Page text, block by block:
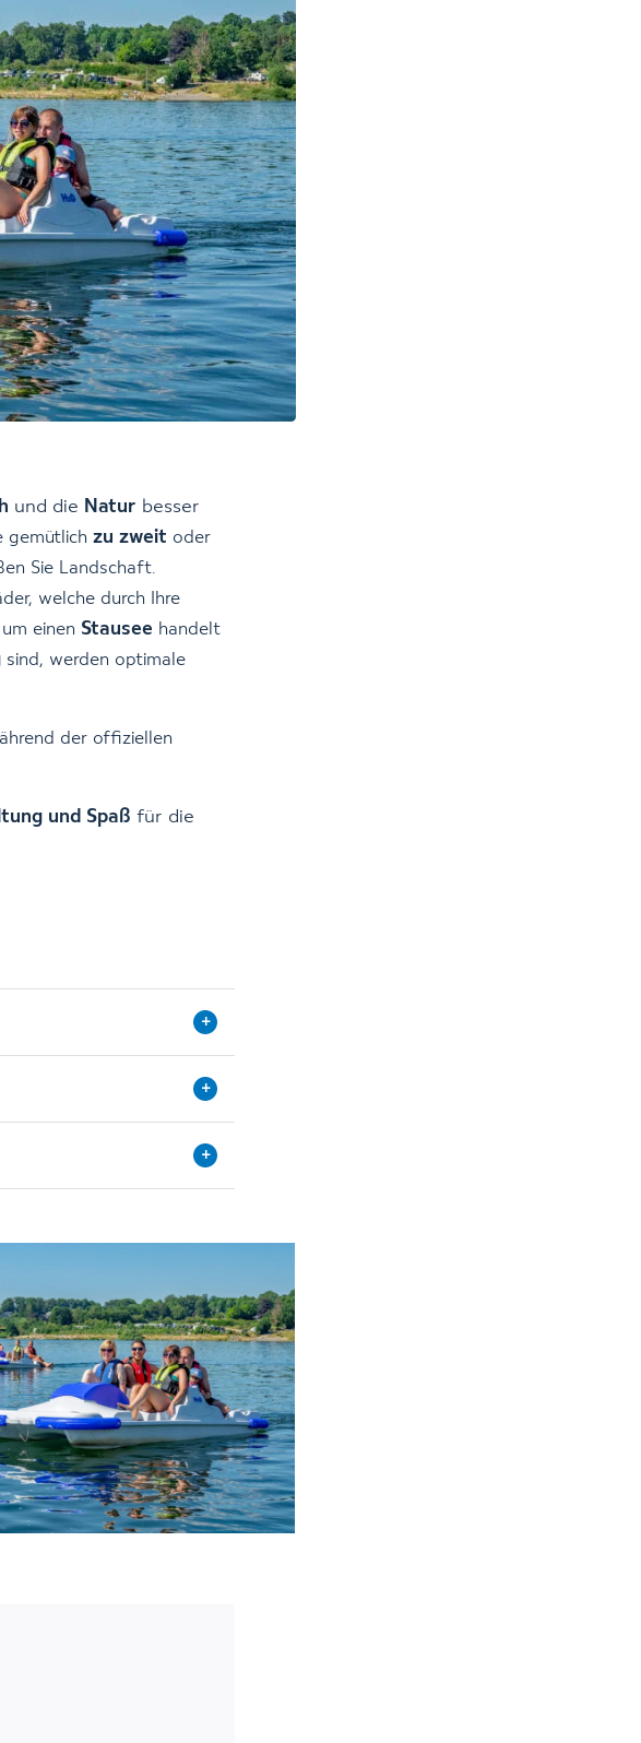
und die Natur besser
gemütlich zu zweit oder
Sie Landschaft.
welche durch Ihre
einen Stausee handelt
sind, werden optimale
der offiziellen
und Spaß für die